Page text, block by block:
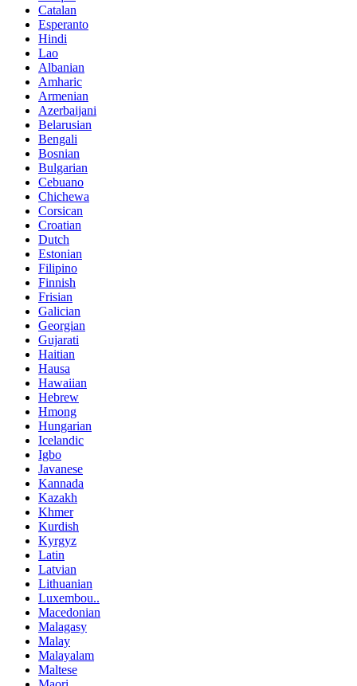
Catalan
Esperanto
Hindi
Lao
Albanian
Amharic
Armenian
Azerbaijani
Belarusian
Bengali
Bosnian
Bulgarian
Cebuano
Chichewa
Corsican
Croatian
Dutch
Estonian
Filipino
Finnish
Frisian
Galician
Georgian
Gujarati
Haitian
Hausa
Hawaiian
Hebrew
Hmong
Hungarian
Icelandic
Igbo
Javanese
Kannada
Kazakh
Khmer
Kurdish
Kyrgyz
Latin
Latvian
Lithuanian
Luxembou..
Macedonian
Malagasy
Malay
Malayalam
Maltese